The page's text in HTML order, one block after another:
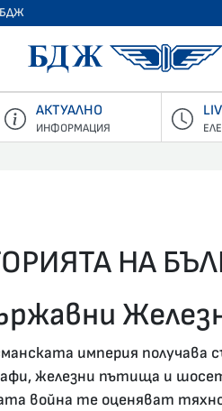
БДЖ
АКТУАЛНО
ИНФОРМАЦИЯ
НА
империя
железни пътища и
война те оценяват